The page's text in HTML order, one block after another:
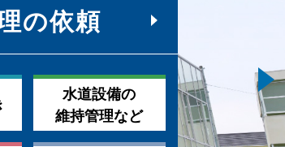
の依頼
水道設備の
維持管理など